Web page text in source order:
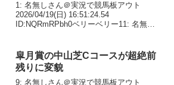
1: 名無しさん＠実況で競馬板アウト
2026/04/19(日) 16:51:24.54
ID:NQRmRPbh0ベリーベリー11: 名無し
ID:ArmazkJf...
皐月賞の中山芝Cコースが超絶前
残りに変貌
9: 名無しさん＠実況で競馬板アウト